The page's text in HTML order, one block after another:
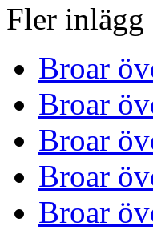
Fler inlägg
Broar
Broar
Broar
Broar
Broar